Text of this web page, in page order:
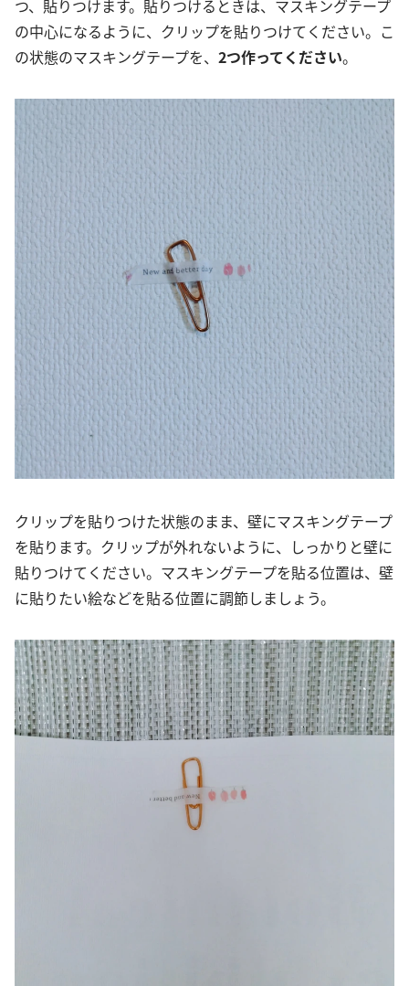
つ、貼りつけます。貼りつけるときは、マスキングテープ
の中心になるように、クリップを貼りつけてください。こ
の状態のマスキングテープを、 2つ作ってください。
クリップを貼りつけた状態のまま、壁にマスキングテープ
を貼ります。クリップが外れないように、しっかりと壁に
貼りつけてください。マスキングテープを貼る位置は、壁
に貼りたい絵などを貼る位置に調節しましょう。